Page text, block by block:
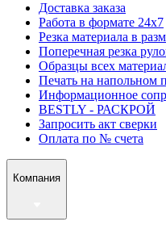
Доставка заказа
Работа в формате 24х7
Резка материала в
Поперечная резка
Образцы всех
Печать на напольном
Информационное
BESTLY - РАСКРОЙ
Запросить акт сверки
Оплата по № счета
Компания